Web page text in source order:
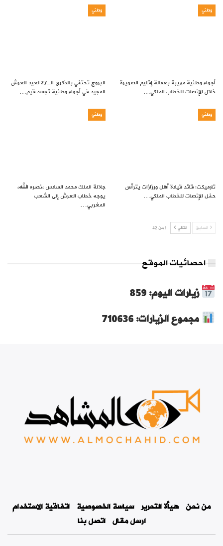
وطني
أجواء وطنية مهيبة بعمالة إقليم الصويرة
خلال الإنصات للخطاب الملكي…
وطني
البروج تحتفي بالذكرى الـ27 لعيد العرش
المجيد في أجواء وطنية تجسد قيم…
وطني
تارميكت: قائد قيادة أهل ورزازات يترأس
حفل الإنصات للخطاب الملكي…
وطني
جلالة الملك محمد السادس ،نصره الله،
يوجه خطاب العرش إلى الشعب
المغربي…
السابق التالي 1 من 42
احصائيات الموقع
زيارات اليوم: 859
مجموع الزيارات: 710636
من نحن هيأة التحرير سياسة الخصوصية اتفاقية الاستخدام
ارسل مقال اتصل بنا